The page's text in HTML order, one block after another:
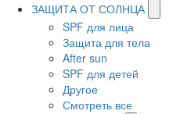
ЗАЩИТА ОТ СОЛНЦА
SPF для лица
Защита для тела
After sun
SPF для детей
Другое
Смотреть все